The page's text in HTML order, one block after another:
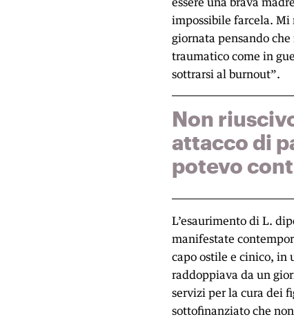
impossibile farcela. Mi
giornata pensando
traumatico come in
sottrarsi al burnout”.
Non
attacco di
potevo
L’esaurimento di L.
manifestate
capo ostile e cinico, in
raddoppiava da un
servizi per la cura dei
sottofinanziato che